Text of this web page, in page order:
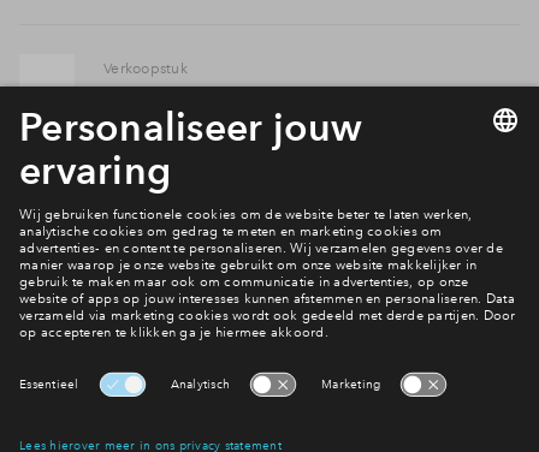
Verkoopstuk
Waarborgregeling 2010.pdf
Verkoopstuk
Bijlage A Nieuwbouw garantie- en
waarborgregeling 1-7-2021.pdf
Verkoopstuk
Garantie- en waarborgregeling Nieuwbouw 1-
Meer downloads